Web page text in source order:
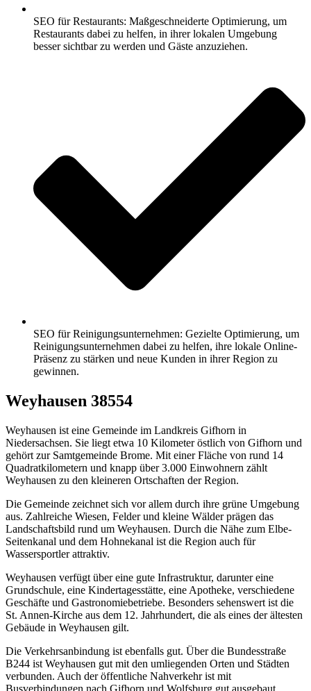
SEO für Restaurants: Maßgeschneiderte Optimierung, um
Restaurants dabei zu helfen, in ihrer lokalen Umgebung
besser sichtbar zu werden und Gäste anzuziehen.
SEO für Reinigungsunternehmen: Gezielte Optimierung, um
Reinigungsunternehmen dabei zu helfen, ihre lokale Online-
Präsenz zu stärken und neue Kunden in ihrer Region zu
gewinnen.
Weyhausen 38554
Weyhausen ist eine Gemeinde im Landkreis Gifhorn in
Niedersachsen. Sie liegt etwa 10 Kilometer östlich von Gifhorn und
gehört zur Samtgemeinde Brome. Mit einer Fläche von rund 14
Quadratkilometern und knapp über 3.000 Einwohnern zählt
Weyhausen zu den kleineren Ortschaften der Region.
Die Gemeinde zeichnet sich vor allem durch ihre grüne Umgebung
aus. Zahlreiche Wiesen, Felder und kleine Wälder prägen das
Landschaftsbild rund um Weyhausen. Durch die Nähe zum Elbe-
Seitenkanal und dem Hohnekanal ist die Region auch für
Wassersportler attraktiv.
Weyhausen verfügt über eine gute Infrastruktur, darunter eine
Grundschule, eine Kindertagesstätte, eine Apotheke, verschiedene
Geschäfte und Gastronomiebetriebe. Besonders sehenswert ist die
St. Annen-Kirche aus dem 12. Jahrhundert, die als eines der ältesten
Gebäude in Weyhausen gilt.
Die Verkehrsanbindung ist ebenfalls gut. Über die Bundesstraße
B244 ist Weyhausen gut mit den umliegenden Orten und Städten
verbunden. Auch der öffentliche Nahverkehr ist mit
Busverbindungen nach Gifhorn und Wolfsburg gut ausgebaut.